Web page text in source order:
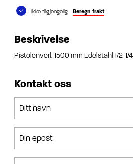
Ikke tilgjengelig Beregn frakt
Beskrivelse
Pistolenverl. 1500 mm Edelstahl 1/2-1/4
Kontakt oss
Ditt navn
Din epost